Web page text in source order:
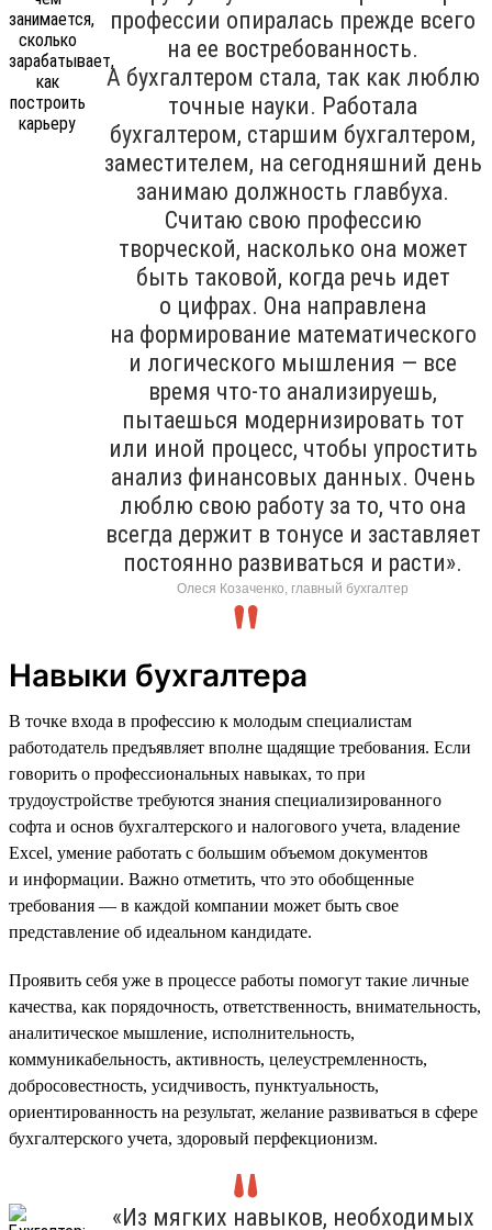
профессии опиралась прежде всего
на ее востребованность.
А бухгалтером стала, так как люблю
точные науки. Работала
бухгалтером, старшим бухгалтером,
заместителем, на сегодняшний день
занимаю должность главбуха.
Считаю свою профессию
творческой, насколько она может
быть таковой, когда речь идет
о цифрах. Она направлена
на формирование математического
и логического мышления — все
время что-то анализируешь,
пытаешься модернизировать тот
или иной процесс, чтобы упростить
анализ финансовых данных. Очень
люблю свою работу за то, что она
всегда держит в тонусе и заставляет
постоянно развиваться и расти».
Олеся Козаченко, главный бухгалтер
Навыки бухгалтера
В точке входа в профессию к молодым специалистам
работодатель предъявляет вполне щадящие требования. Если
говорить о профессиональных навыках, то при
трудоустройстве требуются знания специализированного
софта и основ бухгалтерского и налогового учета, владение
Excel, умение работать с большим объемом документов
и информации. Важно отметить, что это обобщенные
требования — в каждой компании может быть свое
представление об идеальном кандидате.
Проявить себя уже в процессе работы помогут такие личные
качества, как порядочность, ответственность, внимательность,
аналитическое мышление, исполнительность,
коммуникабельность, активность, целеустремленность,
добросовестность, усидчивость, пунктуальность,
ориентированность на результат, желание развиваться в сфере
бухгалтерского учета, здоровый перфекционизм.
«Из мягких навыков, необходимых